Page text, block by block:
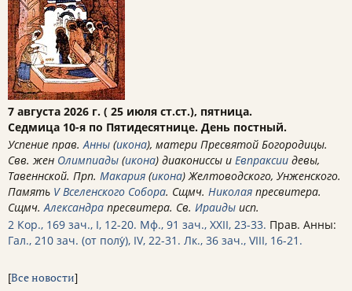
7 августа 2026 г. ( 25 июля ст.ст.), пятница.
Седмица 10-я по Пятидесятнице. День постный.
Успение прав.Анны (икона), матери Пресвятой Богородицы.
Свв. жен Олимпиады (икона) диакониссы и Евпраксии девы,
Тавеннской. Прп. Макария (икона) Желтоводского, Унженского.
Память V Вселенского Собора. Сщмч. Николая пресвитера.
Сщмч.Александра пресвитера. Св. Ираиды исп.
2 Кор., 169 зач., I, 12-20. Мф., 91 зач., XXII, 23-33. Прав. Анны:
Гал., 210 зач. (от полу́), IV, 22-31. Лк., 36 зач., VIII, 16-21.
[Все новости]